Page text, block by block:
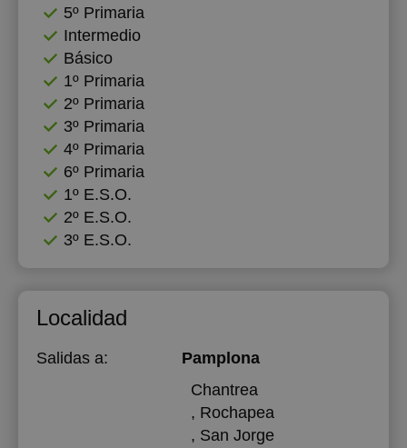
5º Primaria
Intermedio
Básico
1º Primaria
2º Primaria
3º Primaria
4º Primaria
6º Primaria
1º E.S.O.
2º E.S.O.
3º E.S.O.
Localidad
Salidas a:
Pamplona
Chantrea
, Rochapea
, San Jorge